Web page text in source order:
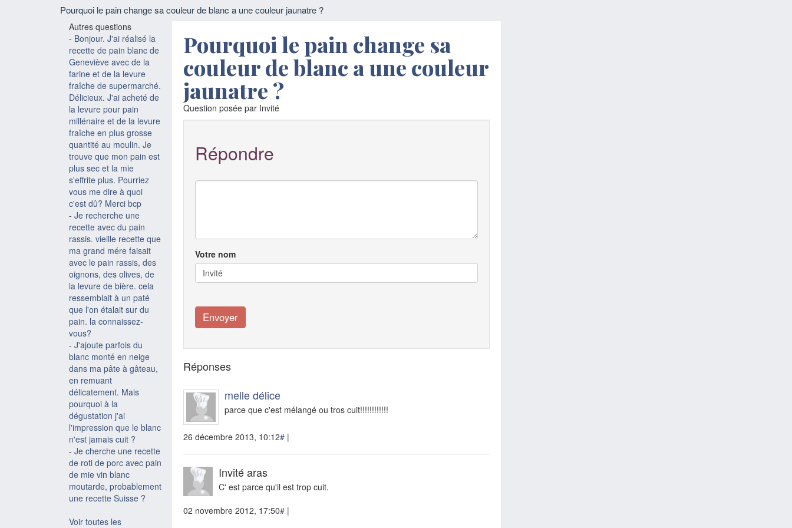
Pourquoi le pain change sa couleur de blanc a une couleur jaunatre ?
Pourquoi le pain change sa
couleur de blanc a une couleur
jaunatre ?
Question posée par Invité
Répondre
Votre nom
Réponses
melle délice
parce que c'est mélangé ou tros cuit!!!!!!!!!!!!
26 décembre 2013, 10:12#|
Invité aras
C' est parce qu'il est trop cuit.
02 novembre 2012, 17:50#|
Autres questions
- Bonjour. J'ai réalisé la
recette de pain blanc de
Geneviève avec de la
farine et de la levure
fraîche de supermarché.
Délicieux. J'ai acheté de
la levure pour pain
millénaire et de la levure
fraîche en plus grosse
quantité au moulin. Je
trouve que mon pain est
plus sec et la mie
s'effrite plus. Pourriez
vous me dire à quoi
c'est dû? Merci bcp
- Je recherche une
recette avec du pain
rassis. vieille recette que
ma grand mére faisait
avec le pain rassis, des
oignons, des olives, de
la levure de bière. cela
ressemblait à un paté
que l'on étalait sur du
pain. la connaissez-
vous?
- J'ajoute parfois du
blanc monté en neige
dans ma pâte à gâteau,
en remuant
délicatement. Mais
pourquoi à la
dégustation j'ai
l'impression que le blanc
n'est jamais cuit ?
- Je cherche une recette
de roti de porc avec pain
de mie vin blanc
moutarde, probablement
une recette Suisse ?
Voir toutes les